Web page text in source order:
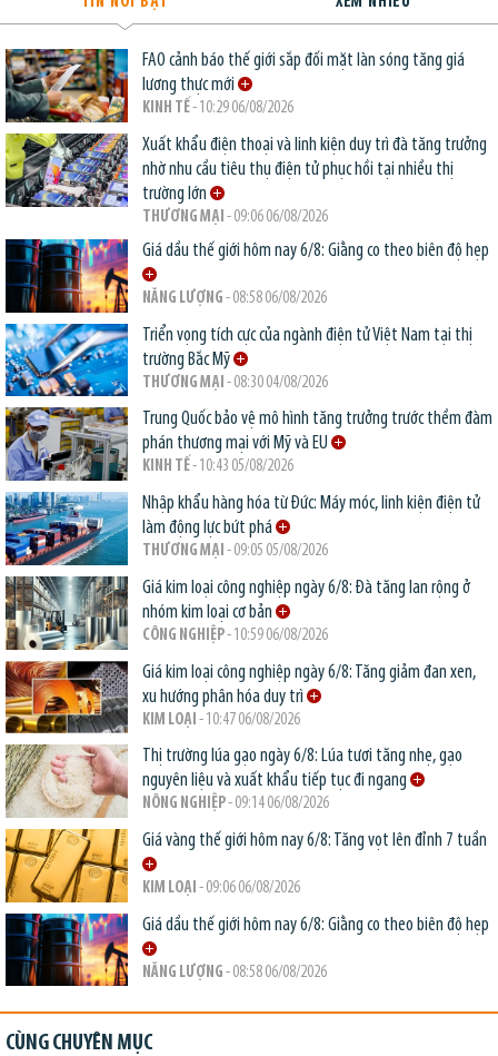
FAO cảnh báo thế giới sắp đối mặt làn sóng tăng giá
lương thực mới
KINH TẾ- 10:29 06/08/2026
Xuất khẩu điện thoại và linh kiện duy trì đà tăng trưởng
nhờ nhu cầu tiêu thụ điện tử phục hồi tại nhiều thị
trường lớn
THƯƠNG MẠI - 09:06 06/08/2026
Giá dầu thế giới hôm nay 6/8: Giằng co theo biên độ hẹp
NĂNG LƯỢNG - 08:58 06/08/2026
Triển vọng tích cực của ngành điện tử Việt Nam tại thị
trường Bắc Mỹ
THƯƠNG MẠI - 08:30 04/08/2026
Trung Quốc bảo vệ mô hình tăng trưởng trước thềm đàm
phán thương mại với Mỹ và EU
KINH TẾ- 10:43 05/08/2026
Nhập khẩu hàng hóa từ Đức: Máy móc, linh kiện điện tử
làm động lực bứt phá
THƯƠNG MẠI - 09:05 05/08/2026
Giá kim loại công nghiệp ngày 6/8: Đà tăng lan rộng ở
nhóm kim loại cơ bản
CÔNG NGHIỆP- 10:59 06/08/2026
Giá kim loại công nghiệp ngày 6/8: Tăng giảm đan xen,
xu hướng phân hóa duy trì
KIM LOẠI - 10:47 06/08/2026
Thị trường lúa gạo ngày 6/8: Lúa tươi tăng nhẹ, gạo
nguyên liệu và xuất khẩu tiếp tục đi ngang
NÔNG NGHIỆP- 09:14 06/08/2026
Giá vàng thế giới hôm nay 6/8: Tăng vọt lên đỉnh 7 tuần
KIM LOẠI - 09:06 06/08/2026
Giá dầu thế giới hôm nay 6/8: Giằng co theo biên độ hẹp
NĂNG LƯỢNG - 08:58 06/08/2026
CÙNG CHUYÊN MỤC